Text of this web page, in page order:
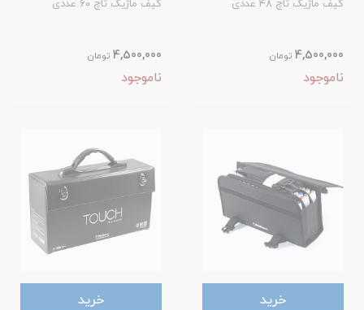
کیف ماژیک تاچ ۴۸ عددی
4,500,000 تومان
ناموجود
کیف ماژیک تاچ ۶۰ عددی
4,500,000 تومان
ناموجود
خرید خرید